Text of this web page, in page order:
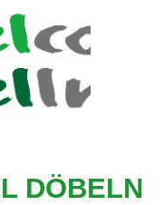
DÖBELN